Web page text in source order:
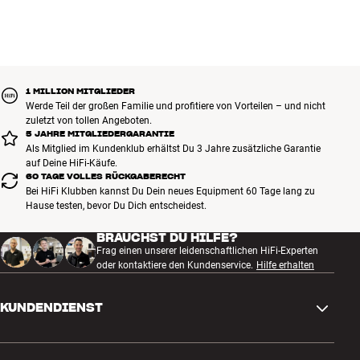
1 MILLION MITGLIEDER
Werde Teil der großen Familie und profitiere von Vorteilen – und nicht
zuletzt von tollen Angeboten.
5 JAHRE MITGLIEDERGARANTIE
Als Mitglied im Kundenklub erhältst Du 3 Jahre zusätzliche Garantie
auf Deine HiFi-Käufe.
60 TAGE VOLLES RÜCKGABERECHT
Bei HiFi Klubben kannst Du Dein neues Equipment 60 Tage lang zu
Hause testen, bevor Du Dich entscheidest.
BRAUCHST DU HILFE?
Frag einen unserer leidenschaftlichen HiFi-Experten
oder kontaktiere den Kundenservice. Hilfe erhalten
KUNDENDIENST